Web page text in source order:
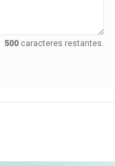
500caracteres restantes.